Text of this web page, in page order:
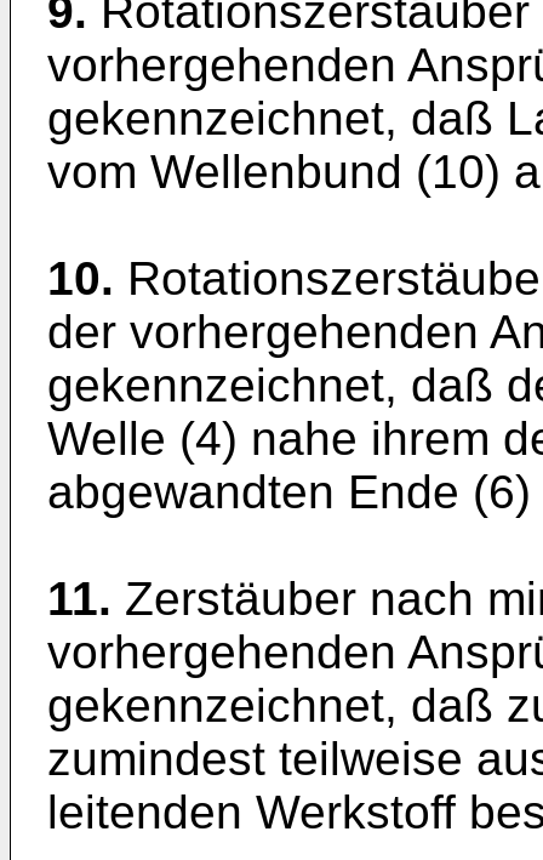
9.
vorhergehenden
gekennzeichnet, daß
vom Wellenbund (10)
10.
der vorhergehenden
gekennzeichnet, daß
Welle (4) nahe ihrem
abgewandten Ende
11. Zerstäuber nach
vorhergehenden
gekennzeichnet, daß
zumindest teilweise
leitenden Werkstoff